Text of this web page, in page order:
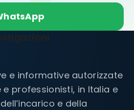
e informative autorizzate
professionisti, in Italia e
e della